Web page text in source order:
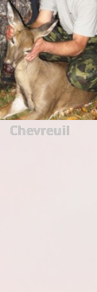
Chevreuil